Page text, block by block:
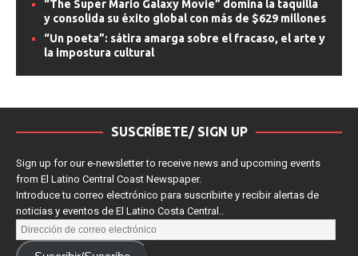
“The Super Mario Galaxy Movie” domina la taquilla
y consolida su éxito global con más de $629 millones
“Un poeta”: sátira amarga sobre el fracaso, el arte y
la impostura cultural
SUSCRÍBETE/ SIGN UP
Sign up for our e-newsletter to receive news and upcoming events
from El Latino Central Coast Newspaper.
Introduce tu correo electrónico para suscribirte y recibir alertas de
noticias y eventos de El Latino Costa Central..